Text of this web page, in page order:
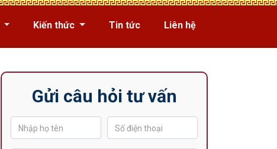
Kiến thức Tin tức Liên hệ
Gửi câu hỏi tư vấn